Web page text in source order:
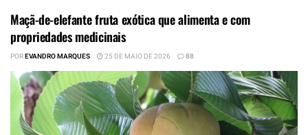
Maçã-de-elefante fruta exótica que alimenta e com
propriedades medicinais
POREVANDRO MARQUES 25 DE MAIO DE 2026 88